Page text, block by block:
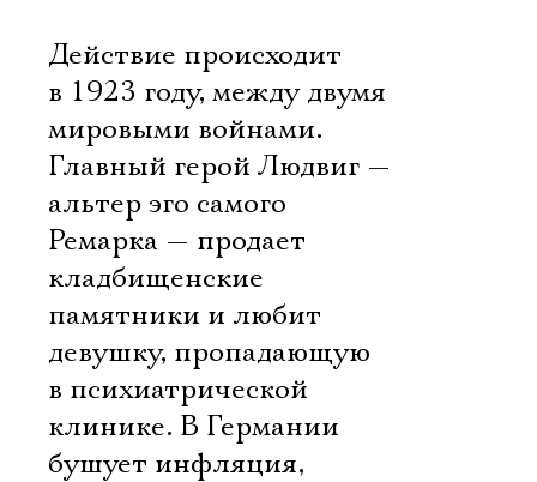
Действие происходит
в 1923 году, между двумя
мировыми войнами.
Главный герой Людвиг —
альтер эго самого
Ремарка — продает
кладбищенские
памятники и любит
девушку, пропадающую
в психиатрической
клинике. В Германии
бушует инфляция,